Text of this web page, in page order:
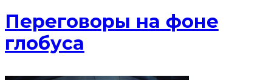
Переговоры на фоне
глобуса